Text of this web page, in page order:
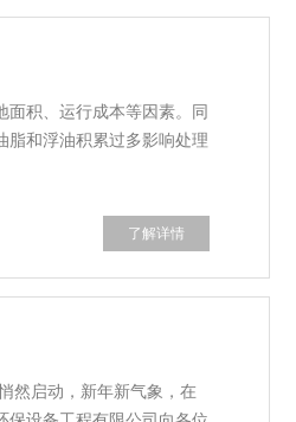
面积、运行成本等因素。同
脂和浮油积累过多影响处理
了解详情
然启动，新年新气象，在